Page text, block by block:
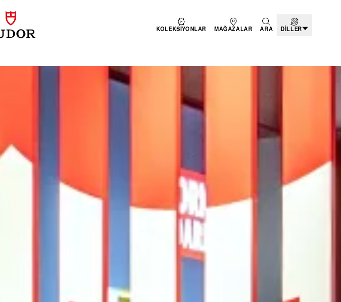
KOLEKSIYONLAR MAĞAZALAR ARA DILLER